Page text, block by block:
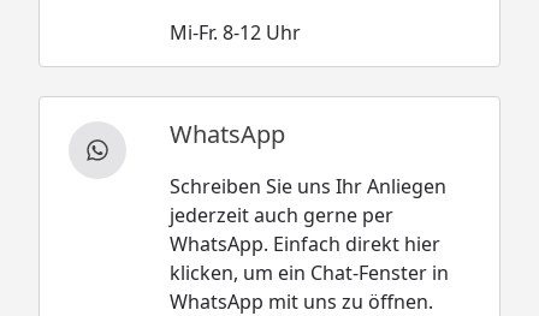
Mi-Fr. 8-12 Uhr
WhatsApp
Schreiben Sie uns Ihr Anliegen
jederzeit auch gerne per
WhatsApp. Einfach direkt hier
klicken, um ein Chat-Fenster in
WhatsApp mit uns zu öffnen.